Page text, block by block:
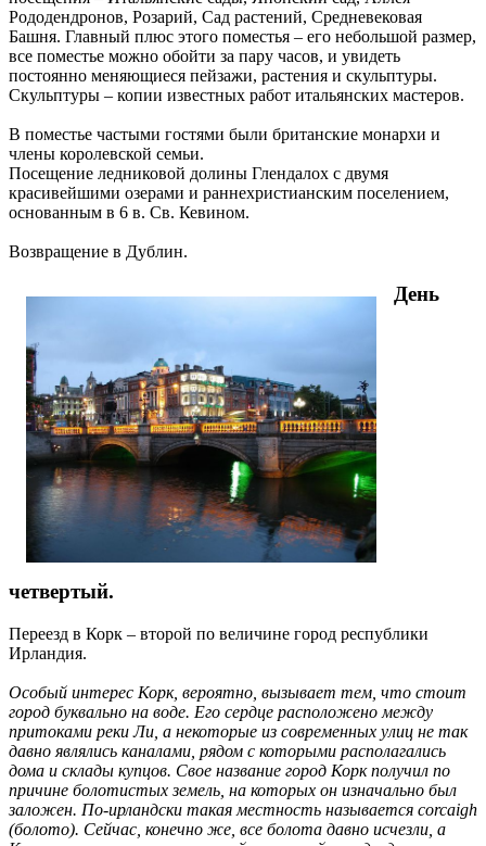
Рододендронов, Розарий, Сад растений, Средневековая
Башня. Главный плюс этого поместья – его небольшой размер,
все поместье можно обойти за пару часов, и увидеть
постоянно меняющиеся пейзажи, растения и скульптуры.
Скульптуры – копии известных работ итальянских мастеров.
В поместье частыми гостями были британские монархи и
члены королевской семьи.
Посещение ледниковой долины Глендалох с двумя
красивейшими озерами и раннехристианским поселением,
основанным в 6 в. Св. Кевином.
Возвращение в Дублин.
День
четвертый.
Переезд в Корк – второй по величине город республики
Ирландия.
Особый интерес Корк, вероятно, вызывает тем, что стоит
город буквально на воде. Его сердце расположено между
притоками реки Ли, а некоторые из современных улиц не так
давно являлись каналами, рядом с которыми располагались
дома и склады купцов. Свое название город Корк получил по
причине болотистых земель, на которых он изначально был
заложен. По-ирландски такая местность называется соrcaigh
(болото). Сейчас, конечно же, все болота давно исчезли, а